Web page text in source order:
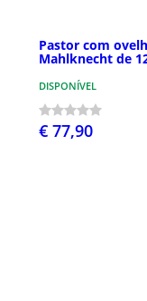
Pastor com
Mahlknecht de
DISPONÍVEL
€ 77,90